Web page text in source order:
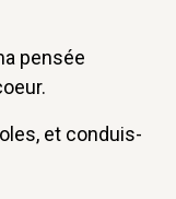
pensée
et conduis-